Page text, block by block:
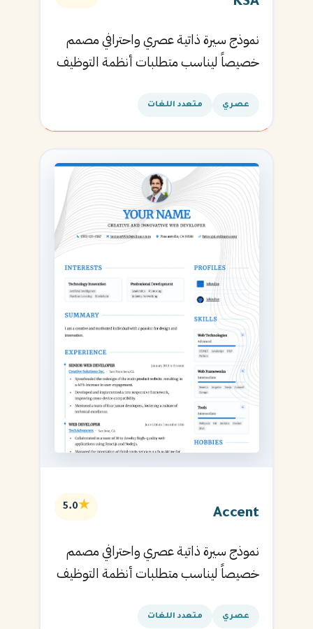
نموذج سيرة ذاتية عصري واحترافي مصمم
خصيصاً ليناسب متطلبات أنظمة التوظيف
القادمة.
عصري متعدد اللغات
Accent
★
5.0
نموذج سيرة ذاتية عصري واحترافي مصمم
خصيصاً ليناسب متطلبات أنظمة التوظيف
القادمة.
عصري متعدد اللغات